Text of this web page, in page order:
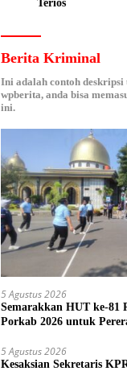
Terios
Berita Kriminal
Ini adalah contoh deskripsi
wpberita, anda bisa
ini.
5 Agustus 2026
Semarakkan HUT ke-81
Porkab 2026 untuk
5 Agustus 2026
Kesaksian Sekretaris